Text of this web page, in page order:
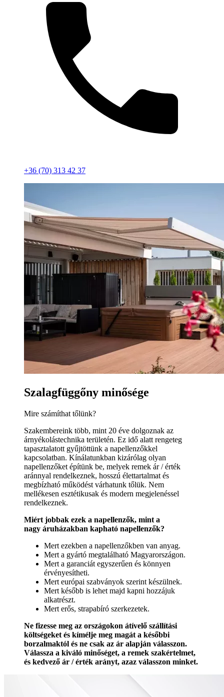
+36 (70) 313 42 37
Szalagfüggőny minősége
Mire számíthat tőlünk?
Szakembereink több, mint 20 éve dolgoznak az
árnyékolástechnika területén. Ez idő alatt rengeteg
tapasztalatott gyűjtöttünk a napellenzőkkel
kapcsolatban. Kínálatunkban kizárólag olyan
napellenzőket építünk be, melyek remek ár / érték
aránnyal rendelkeznek, hosszú élettartalmat és
megbízható működést várhatunk tőlük. Nem
mellékesen esztétikusak és modern megjelenéssel
rendelkeznek.
Miért jobbak ezek a napellenzők, mint a
nagy áruházakban kapható napellenzők?
Mert ezekben a napellenzőkben van anyag.
Mert a gyártó megtalálható Magyarországon.
Mert a garanciát egyszerűen és könnyen
érvényesítheti.
Mert európai szabványok szerint készülnek.
Mert később is lehet majd kapni hozzájuk
alkatrészt.
Mert erős, strapabíró szerkezetek.
Ne fizesse meg az országokon átívelő szállítási
költségeket és kímélje meg magát a későbbi
borzalmaktól és ne csak az ár alapján válasszon.
Válassza a kiváló minőséget, a remek szakértelmet,
és kedvező ár / érték arányt, azaz válasszon minket.